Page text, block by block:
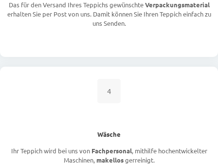
Das für den Versand Ihres Teppichs gewünschteVerpackungsmaterial
erhalten Sie per Post von uns. Damit können Sie Ihren Teppich einfach zu
uns Senden.
4
Wäsche
Ihr Teppich wird bei uns von Fachpersonal, mithilfe hochentwickelter
Maschinen, makellosgerreinigt.